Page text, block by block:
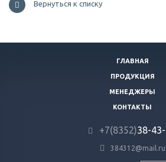
Вернуться к списку
ГЛАВНАЯ
ПРОДУКЦИЯ
МЕНЕДЖЕРЫ
КОНТАКТЫ
+7(8352)38-
384312@mail.ru